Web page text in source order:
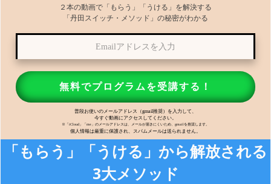
２本の動画で「もらう」「うける」を解決する
「丹田スイッチ・メソッド」の秘密がわかる
無料でプロ グラムを受講する！
普段お使いのメールアドレス（gmail推奨）を入力して、
今すぐ動画にアクセスしてください。
※「iCloud」「me」のメールアドレスは、メールが届きにくいため、gmailを推奨します。
個人情報は厳重に保護され、スパムメールは送られません。
「もらう」「うける」から解放される
3大メソッド